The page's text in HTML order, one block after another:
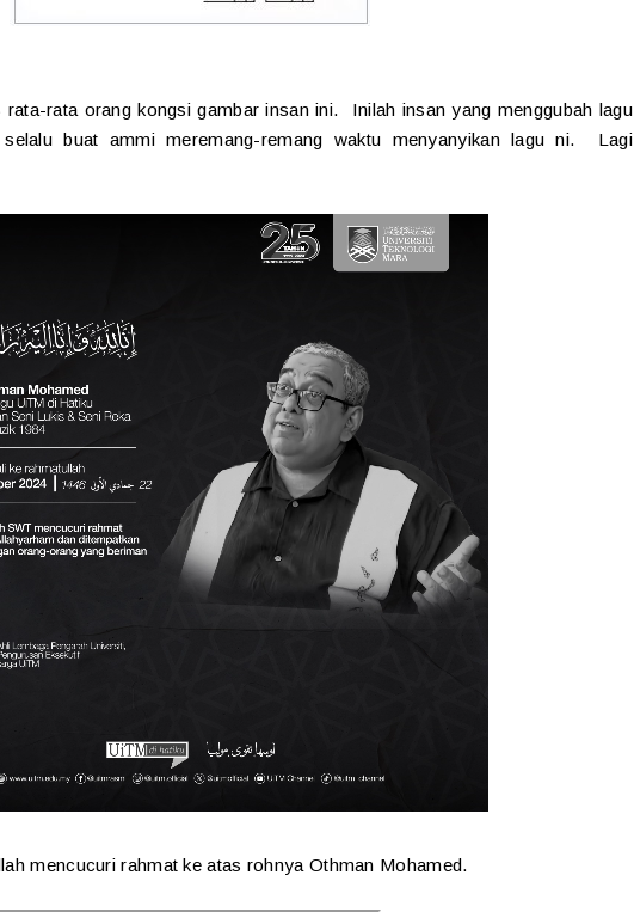
rata orang kongsi gambar insan ini. Inilah insan yang menggubah lagu
buat ammi meremang-remang waktu menyanyikan lagu ni. Lagi
mencucuri rahmat ke atas rohnya Othman Mohamed.